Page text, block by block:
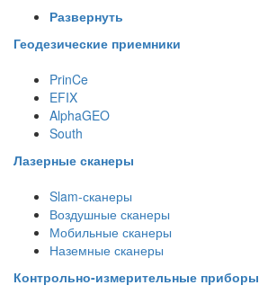
Развернуть
Геодезические приемники
PrinCe
EFIX
AlphaGEO
South
Лазерные сканеры
Slam-сканеры
Воздушные сканеры
Мобильные сканеры
Наземные сканеры
Контрольно-измерительные приборы